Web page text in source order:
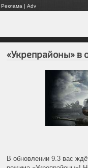
Реклама | Adv
«Укрепрайоны» в
В обновлении 9.3 вас